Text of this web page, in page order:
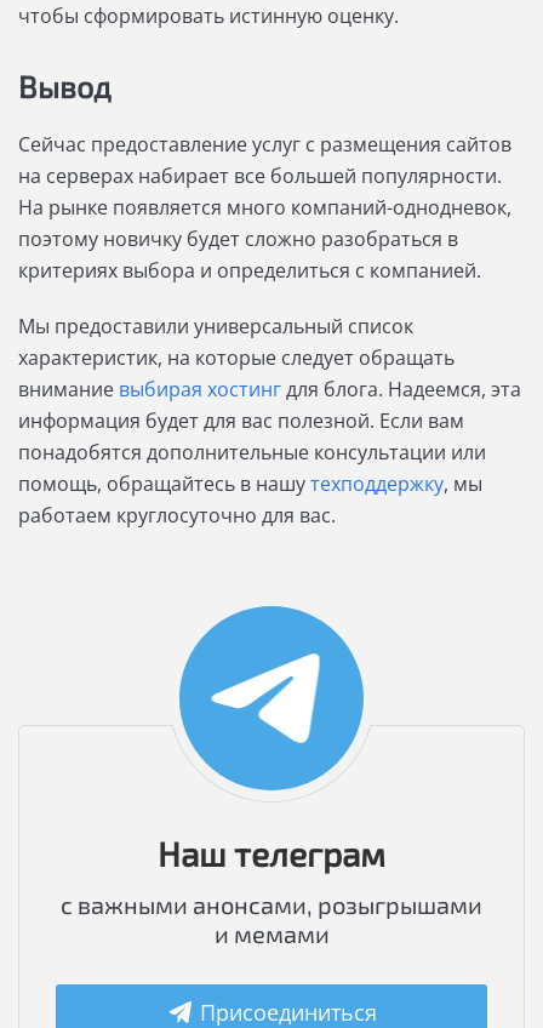
чтобы сформировать истинную оценку.
Вывод
Сейчас предоставление услуг с размещения сайтов
на серверах набирает все большей популярности.
На рынке появляется много компаний-однодневок,
поэтому новичку будет сложно разобраться в
критериях выбора и определиться с компанией.
Мы предоставили универсальный список
характеристик, на которые следует обращать
внимание выбирая хостингдля блога. Надеемся, эта
информация будет для вас полезной. Если вам
понадобятся дополнительные консультации или
помощь, обращайтесь в нашутехподдержку, мы
работаем круглосуточно для вас.
Наш телеграм
с важными анонсами, розыгрышами
и мемами
Присоединиться